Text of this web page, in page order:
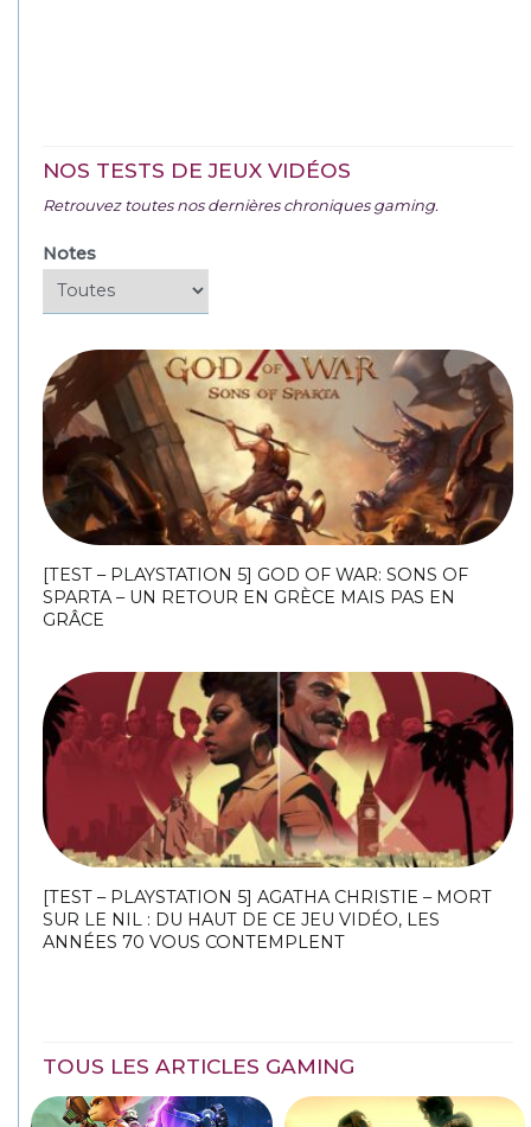
NOS TESTS DE JEUX VIDÉOS
Retrouvez toutes nos dernières chroniques gaming.
Notes
[TEST – PLAYSTATION 5] GOD OF WAR: SONS OF
SPARTA – UN RETOUR EN GRÈCE MAIS PAS EN
GRÂCE
[TEST – PLAYSTATION 5] AGATHA CHRISTIE – MORT
SUR LE NIL : DU HAUT DE CE JEU VIDÉO, LES
ANNÉES 70 VOUS CONTEMPLENT
TOUS LES ARTICLES GAMING